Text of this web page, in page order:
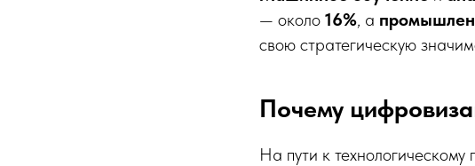
— около 16%, а
свою стратегическую
Почему
На пути к